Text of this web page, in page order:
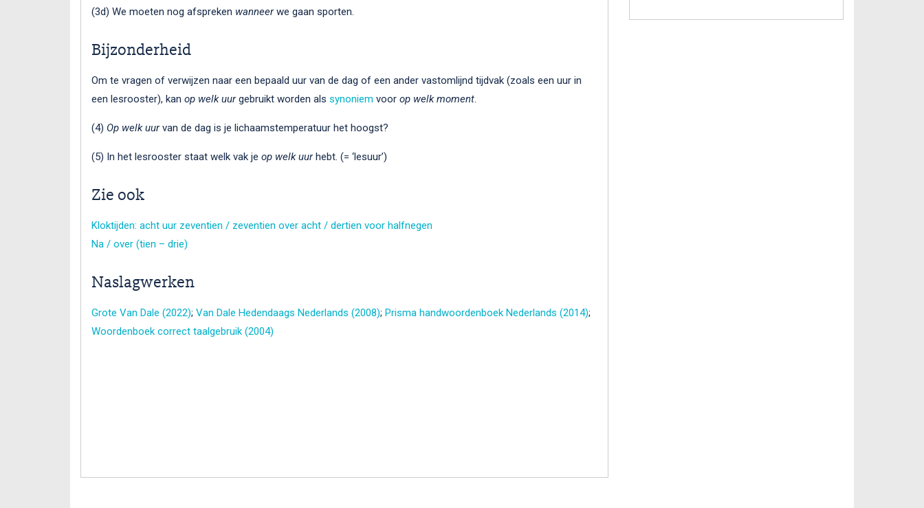
(3d) We moeten nog afspreken wanneerwe gaan sporten.
Bijzonderheid
Om te vragen of verwijzen naar een bepaald uur van de dag of een ander vastomlijnd tijdvak (zoals een uur in
een lesrooster), kan op welk uurgebruikt worden als synoniem voor op welk moment.
(4) Op welk uurvan de dag is je lichaamstemperatuur het hoogst?
(5) In het lesrooster staat welk vak je op welk uurhebt. (= ‘lesuur’)
Zie ook
Kloktijden: acht uur zeventien / zeventien over acht / dertien voor halfnegen
Na / over (tien – drie)
Naslagwerken
Grote Van Dale (2022); Van Dale Hedendaags Nederlands (2008); Prisma handwoordenboek Nederlands (2014);
Woordenboek correct taalgebruik (2004)